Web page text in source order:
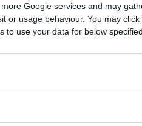
Google services and may
or usage behaviour. You may
to use your data for below
abboccato)